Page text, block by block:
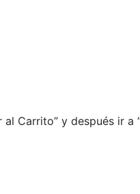
Carrito” y después ir a